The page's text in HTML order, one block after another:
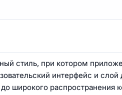
стиль, при котором
интерфейс и
широкого распространения